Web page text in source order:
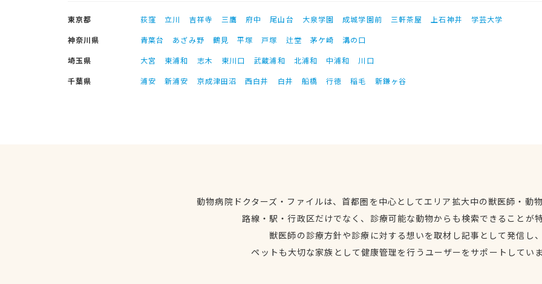
東京都 荻窪 立川 吉祥寺 三鷹 府中 尾山台 大泉学園 成城学園前 三軒茶屋 上石神井
学芸大学
神奈川県
青葉台 あざみ野 鶴見 平塚 戸塚 辻堂 茅ケ崎
溝の口
埼玉県
大宮 東浦和 志木 東川口 武蔵浦和 北浦和 中浦和
川口
千葉県
浦安 新浦安 京成津田沼 西白井 白井 船橋 行徳 稲毛 新鎌ヶ谷
動物病院ドクターズ・ファイルは、首都圏を中心としてエリア拡大中の獣医師・動
路線・駅・行政区だけでなく、診療可能な動物からも検索できることが
獣医師の診療方針や診療に対する想いを取材し記事として発信し
ペットも大切な家族として健康管理を行うユーザーをサポートしてい